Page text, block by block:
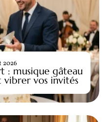
: musique gâteau
vibrer vos invités
2026